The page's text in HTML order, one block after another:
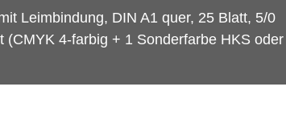
Leimbindung, DIN A1 quer, 25 Blatt, 5/0
(CMYK 4-farbig + 1 Sonderfarbe HKS oder